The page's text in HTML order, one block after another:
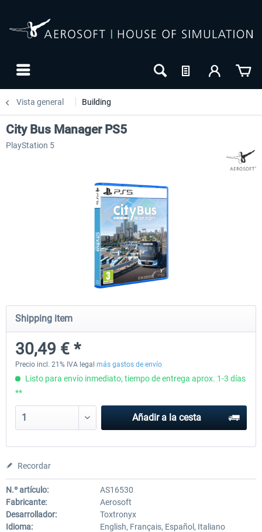
Vista general Building
City Bus Manager - E-Bus & Green
Energy
10,16 € *
City Bus Manager
City Bus Manager PS5
PlayStation 5
Shipping item
30,49 € *
Precio incl. 21% IVA legal más gastos de envío
Listo para envío inmediato, tiempo de entrega aprox. 1-3 días
**
Añadir a la cesta
Recordar
N.º artículo:
AS16530
Fabricante:
Aerosoft
Desarrollador:
Toxtronyx
Idioma:
English, Français, Español, Italiano